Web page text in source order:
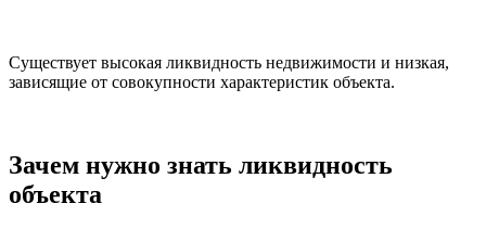
Существует высокая ликвидность недвижимости и низкая,
зависящие от совокупности характеристик объекта.
Зачем нужно знать ликвидность
объекта